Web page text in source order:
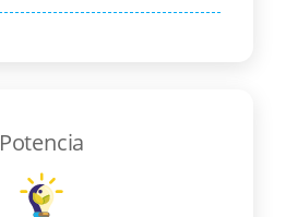
Potencia